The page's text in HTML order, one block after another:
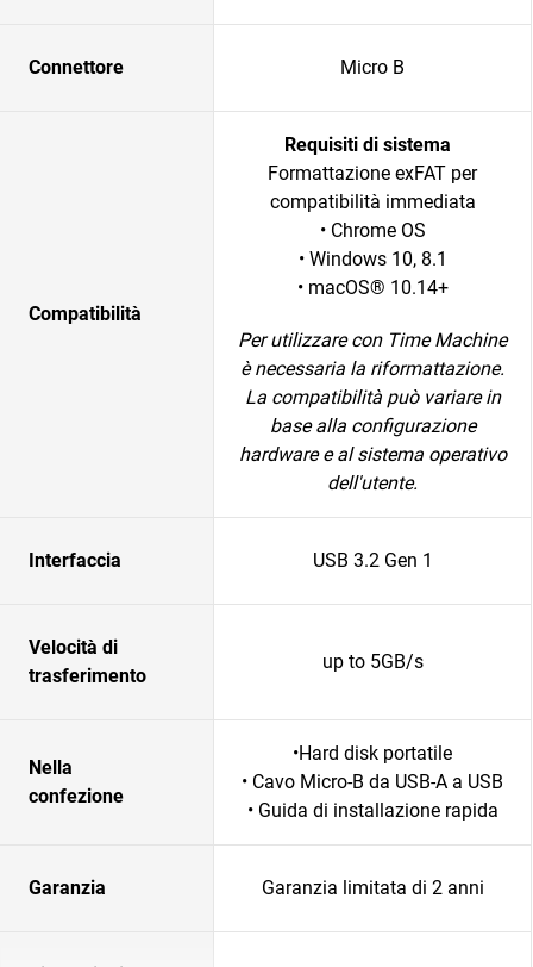
Connettore Micro B
Compatibilità
Requisiti di sistema
Formattazione exFAT per
compatibilità immediata
• Chrome OS
• Windows 10, 8.1
• macOS® 10.14+
Per utilizzare con Time Machine
è necessaria la riformattazione.
La compatibilità può variare in
base alla configurazione
hardware e al sistema operativo
dell'utente.
Interfaccia USB 3.2 Gen 1
Velocità di
trasferimento
up to 5GB/s
Nella
confezione
•Hard disk portatile
• Cavo Micro-B da USB-A a USB
• Guida di installazione rapida
Garanzia Garanzia limitata di 2 anni